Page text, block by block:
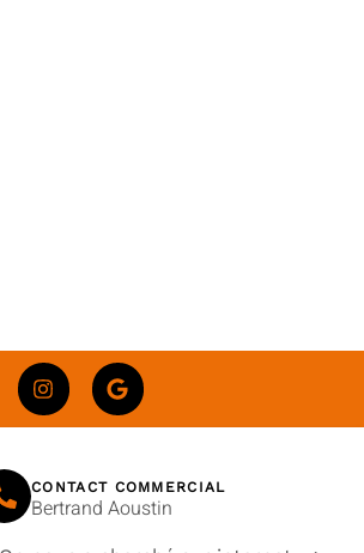
CONTACT COMMERCIAL
Bertrand Aoustin